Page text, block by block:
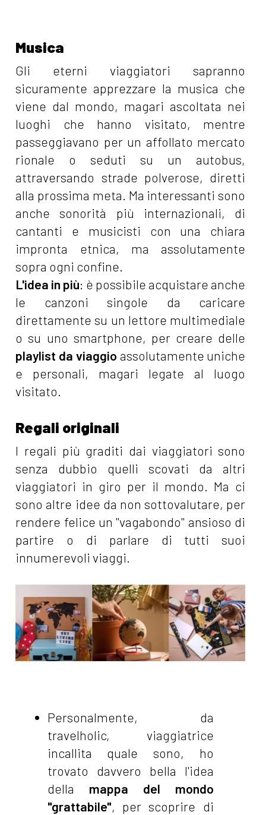
Musica
Gli eterni viaggiatori sapranno
sicuramente apprezzare la musica che
viene dal mondo, magari ascoltata nei
luoghi che hanno visitato, mentre
passeggiavano per un affollato mercato
rionale o seduti su un autobus,
attraversando strade polverose, diretti
alla prossima meta. Ma interessanti sono
anche sonorità più internazionali, di
cantanti e musicisti con una chiara
impronta etnica, ma assolutamente
sopra ogni confine.
L'idea in più: è possibile acquistare anche
le canzoni singole da caricare
direttamente su un lettore multimediale
o su uno smartphone, per creare delle
playlist da viaggio assolutamente uniche
e personali, magari legate al luogo
visitato.
Regali originali
I regali più graditi dai viaggiatori sono
senza dubbio quelli scovati da altri
viaggiatori in giro per il mondo. Ma ci
sono altre idee da non sottovalutare, per
rendere felice un "vagabondo" ansioso di
partire o di parlare di tutti suoi
innumerevoli viaggi.
Personalmente, da
travelholic, viaggiatrice
incallita quale sono, ho
trovato davvero bella l'idea
della mappa del mondo
"grattabile", per scoprire di